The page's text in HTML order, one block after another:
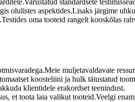
olulistes aspektides.Lisaks järgime
oma tooteid rangelt kooskõlas
muljetavaldavate
koosteliini ja hulk täiustatud
klientidele erakordset teenindust.
et toota laia valikut tooteid.Veelgi